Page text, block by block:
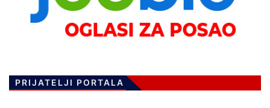
PRIJATELJI PORTALA